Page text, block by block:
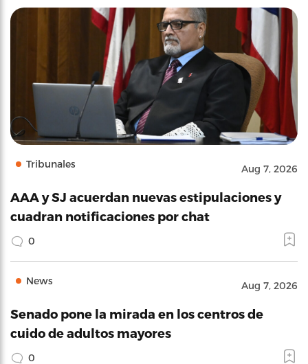
Tribunales Aug 7, 2026
AAA y SJ acuerdan nuevas estipulaciones y
cuadran notificaciones por chat
0
News Aug 7, 2026
Senado pone la mirada en los centros de
cuido de adultos mayores
0